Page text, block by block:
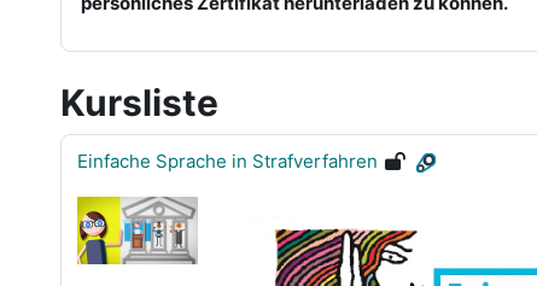
Kursliste
Einfache Sprache in Strafverfahren